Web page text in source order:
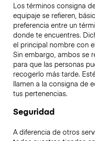
Los términos consigna
equipaje se refieren,
preferencia entre un
donde te encuentres.
el principal nombre con
Sin embargo, ambos se
para que las personas
recogerlo más tarde.
llamen a la consigna de
tus pertenencias.
Seguridad
A diferencia de otros